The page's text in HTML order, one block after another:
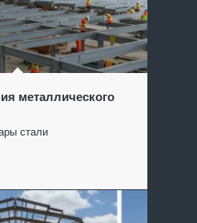
металлического
стали